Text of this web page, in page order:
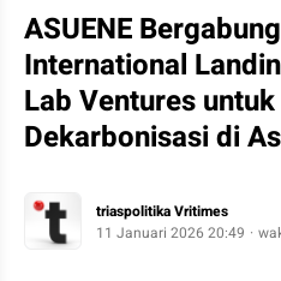
ASUENE
International
Lab Ventures
Dekarbonisasi di
triaspolitika Vritimes
11 Januari 2026 20:49